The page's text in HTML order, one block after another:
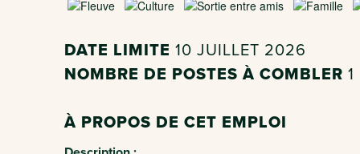
DATE LIMITE 10 JUILLET 2026
NOMBRE DE POSTES À COMBLER 1
À PROPOS DE CET EMPLOI